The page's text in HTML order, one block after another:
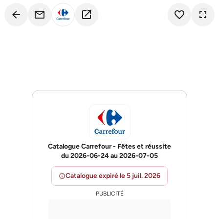
arrow_back email open_in_new favorite_border fullscreen
Catalogue Carrefour - Fêtes et réussite
du 2026-06-24 au 2026-07-05
infoCatalogue expiré le 5 juil. 2026
PUBLICITÉ